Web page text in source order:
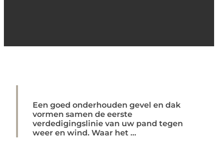
Een goed onderhouden gevel en dak
vormen samen de eerste
verdedigingslinie van uw pand tegen
weer en wind. Waar het ...